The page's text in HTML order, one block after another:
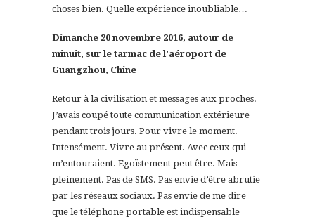
choses bien. Quelle expérience inoubliable…
Dimanche 20 novembre 2016, autour de
minuit, sur le tarmac de l’aéroport de
Guangzhou, Chine
Retour à la civilisation et messages aux proches.
J’avais coupé toute communication extérieure
pendant trois jours. Pour vivre le moment.
Intensément. Vivre au présent. Avec ceux qui
m’entouraient. Egoïstement peut être. Mais
pleinement. Pas de SMS. Pas envie d’être abrutie
par les réseaux sociaux. Pas envie de me dire
que le téléphone portable est indispensable